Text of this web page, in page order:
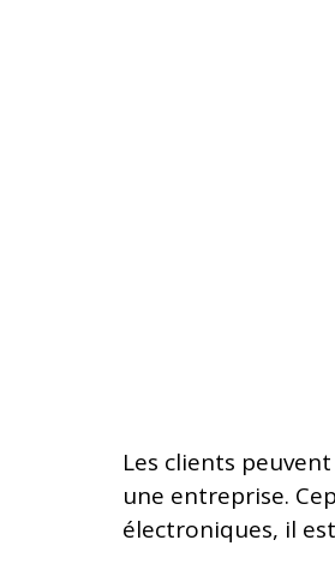
Les clients
une entreprise.
électroniques, il